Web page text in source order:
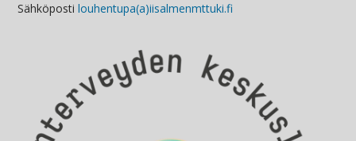
Sähköposti louhentupa(a)iisalmenmttuki.fi